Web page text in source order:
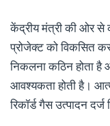
केंद्रीय मंत्री की ओर से
प्रोजेक्ट को विकसित
निकलना कठिन होता है
आवश्यकता होती है।
रिकॉर्ड गैस उत्पादन दर्ज